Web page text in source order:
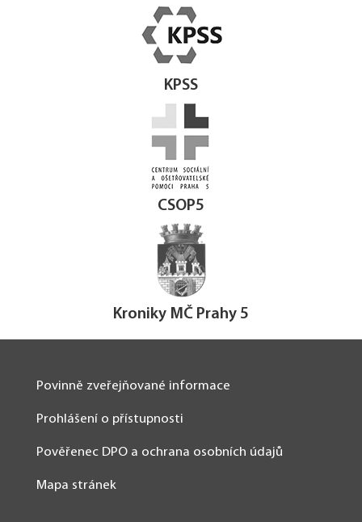
KPSS
CSOP5
Kroniky MČ Prahy 5
Povinně zveřejňované informace
Prohlášení o přístupnosti
Pověřenec DPO a ochrana osobních údajů
Mapa stránek